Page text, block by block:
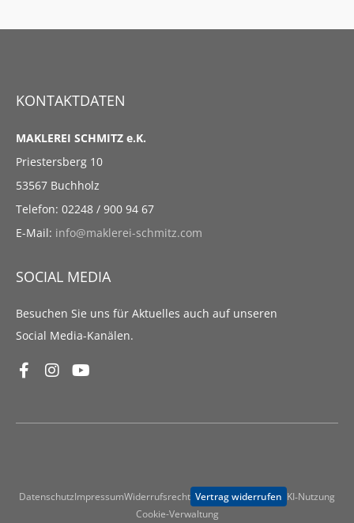
KONTAKTDATEN
MAKLEREI SCHMITZ e.K.
Priestersberg 10
53567 Buchholz
Telefon: 02248 / 900 94 67
E-Mail: info@maklerei-schmitz.com
SOCIAL MEDIA
Besuchen Sie uns für Aktuelles auch auf unseren
Social Media-Kanälen.
DatenschutzImpressumWiderrufsrecht Vertrag widerrufen KI‑Nutzung
Cookie-Verwaltung